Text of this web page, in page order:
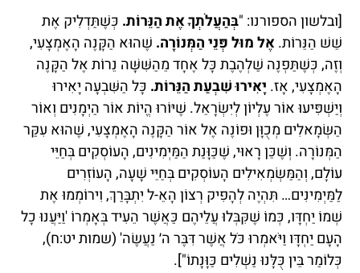
[ובלשון הספורנו: "בְּהַעֲלֹתְךָ אֶת הַנֵּרוֹת. כְּשֶׁתַּדְלִיק אֶת
שֵׁשׁ הַנֵּרוֹת.אֶל מוּל פְּנֵי הַמְּנוֹרָה. שֶׁהוּא הַקָּנֶה הָאֶמְצָעִי,
וְזֶה, כְּשֶׁתַּפְנֶה שַׁלְהֶבֶת כָּל אֶחָד מֵהַשִּׁשָּׁה נֵרוֹת אֶל הַקָּנֶה
הָאֶמְצָעִי, אָז.יָאִירוּ שִׁבְעַת הַנֵּרוֹת. כָּל הַשִּׁבְעָה יָאִירוּ
וְיַשְׁפִּיעוּ אוֹר עֶלְיוֹן לְיִשְׂרָאֵל. שֶׁיּוֹרוּ הֱיוֹת אוֹר הַיְמָנִים וְאוֹר
הַשְּׂמָאלִים מְכֻוָּן וּפוֹנֶה אֶל אוֹר הַקָּנֶה הָאֶמְצָעִי, שֶׁהוּא עִקַּר
הַמְּנוֹרָה. וְשֶׁכֵּן רָאוּי, שֶׁכַּוָּנַת הַמַּיְמִינִים, הָעוֹסְקִים בְּחַיֵּי
עוֹלָם, וְהַמַּשְׂמְאִילִים הָעוֹסְקִים בְּחַיֵּי שָׁעָה, הָעוֹזְרִים
לַמַּיְמִינִים… תִּהְיֶה לְהָפִיק רְצוֹן הָאֵ-ל יִתְבָּרַךְ, וִירוֹמְמוּ אֶת
שְׁמוֹ יַחְדָּו, כְּמוֹ שֶׁקִּבְּלוּ עֲלֵיהֶם כַּאֲשֶׁר הֵעִיד בְּאָמְרוֹ 'וַיַּעֲנוּ כָל
הָעָם יַחְדָּו וַיֹּאמְרוּ כֹּל אֲשֶׁר דִּבֶּר ה׳ נַעֲשֶׂה' (שמות יט:ח),
כְּלוֹמַר בֵּין כֻּלָּנוּ נַשְׁלִים כַּוָּנָתוֹ"].